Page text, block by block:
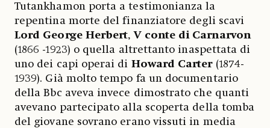
Tutankhamon porta a testimonianza la
repentina morte del finanziatore degli scavi
Lord George Herbert,V conte di Carnarvon
(1866 -1923) o quella altrettanto inaspettata di
uno dei capi operai di Howard Carter(1874-
1939). Già molto tempo fa un documentario
della Bbc aveva invece dimostrato che quanti
avevano partecipato alla scoperta della tomba
del giovane sovrano erano vissuti in media